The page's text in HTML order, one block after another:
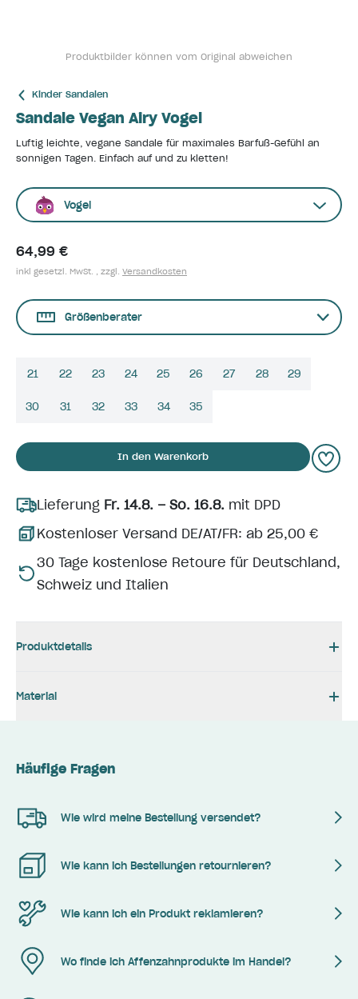
Produktbilder können vom Original abweichen
Kinder Sandalen
Sandale Vegan Airy Vogel
Luftig leichte, vegane Sandale für maximales Barfuß-Gefühl an
sonnigen Tagen. Einfach auf und zu kletten!
Vogel
64,99 €
inkl gesetzl. MwSt. , zzgl. Versandkosten
Größenberater
21 22 23 24 25 26 27 28 29
30 31 32 33 34 35
In den Warenkorb
Lieferung Fr. 14.8. – So. 16.8. mit DPD
Kostenloser Versand DE/AT/FR: ab 25,00 €
30 Tage kostenlose Retoure für Deutschland,
Schweiz und Italien
Produktdetails
Material
Häufige Fragen
Wie wird meine Bestellung versendet?
Wie kann ich Bestellungen retournieren?
Wie kann ich ein Produkt reklamieren?
Wo finde ich Affenzahnprodukte im Handel?